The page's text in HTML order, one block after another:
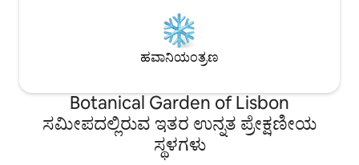
ಮುಖ್ಯ ಐತಿಹಾಸಿಕ ತಾಣಗಳಿಂದ ಸಣ್ಣ ವಾಕಿಂಗ್ ದೂರ:
ಬೈರೋ ಆಲ್ಟೊ, ಕಾರ್ಮೊ, ಚಿಯಾಡೋ, ಅವೆನಿಡಾ ಡಾ
ಲಿಬರ್ಡೇಡ್, ಕ್ಯಾಸ್ಟೆಲೊ ಡಿ ಎಸ್. ಜಾರ್ಜ್, ಪ್ರಕಾ ಡೊ
ರಿಯಲ್, ಜಾರ್ಡಿಮ್ ಬೊಟಾನಿಕೊ ಡಿ ಲಿಸ್ಬೊವಾ,
ಮಿರಾಡೌರೊ ಡಿ ಸಾವೊ ಪೆಡ್ರೊ ಡಿ ಅಲ್ಕಾಂತಾರಾ,
ಮ್ಯೂಸಿಯಂ ಡಿ ಹಿಸ್ಟೋರಿಯಾ ನ್ಯಾಚುರಲ್, ಬೈರೋ
ಆಲ್ಟೊ.
ಹವಾನಿಯಂತ್ರಣ
Botanical Garden of Lisbon
ಸಮೀಪದಲ್ಲಿರುವ ಇತರ ಉನ್ನತ ಪ್ರೇಕ್ಷಣೀಯ
ಸ್ಥಳಗಳು